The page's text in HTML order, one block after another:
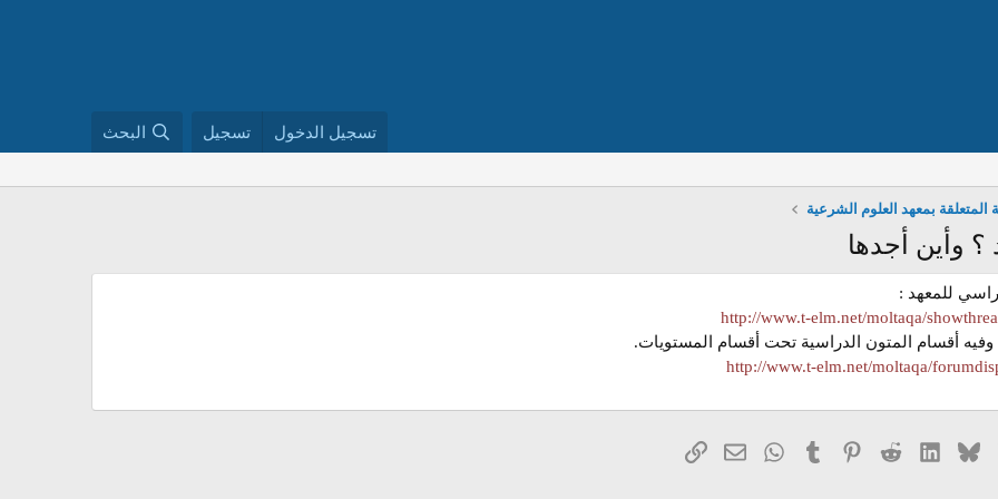
تسجيل الدخول تسجيل البحث
المتعلقة بمعهد العلوم الشرعية
؟ وأين أجدها
للمعهد :
http://www.t-elm.net/moltaqa/
وفيه أقسام المتون الدراسية تحت أقسام المستويات.
http://www.t-elm.net/moltaqa/
Bluesky
LinkedIn
Reddit
Pinterest
Tumblr
WhatsAppالبريد الإلكتروني
الرابط